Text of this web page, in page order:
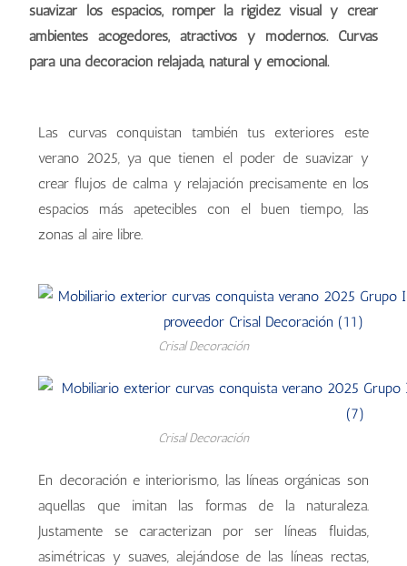
suavizar los espacios, romper la rigidez visual y crear
ambientes acogedores, atractivos y modernos. Curvas
para una decoración relajada, natural y emocional.
Las curvas conquistan también tus exteriores este
verano 2025, ya que tienen el poder de suavizar y
crear flujos de calma y relajación precisamente en los
espacios más apetecibles con el buen tiempo, las
zonas al aire libre.
Crisal Decoración
Crisal Decoración
En decoración e interiorismo, las líneas orgánicas son
aquellas que imitan las formas de la naturaleza.
Justamente se caracterizan por ser líneas fluidas,
asimétricas y suaves, alejándose de las líneas rectas,